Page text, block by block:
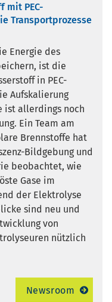
mit PEC-
Transportprozesse
Energie des
ist die
in PEC-
Aufskalierung
ist allerdings noch
Ein Team am
Brennstoffe hat
Bildgebung und
beobachtet, wie
Gase im
der Elektrolyse
sind neu und
von
nützlich
Newsroom